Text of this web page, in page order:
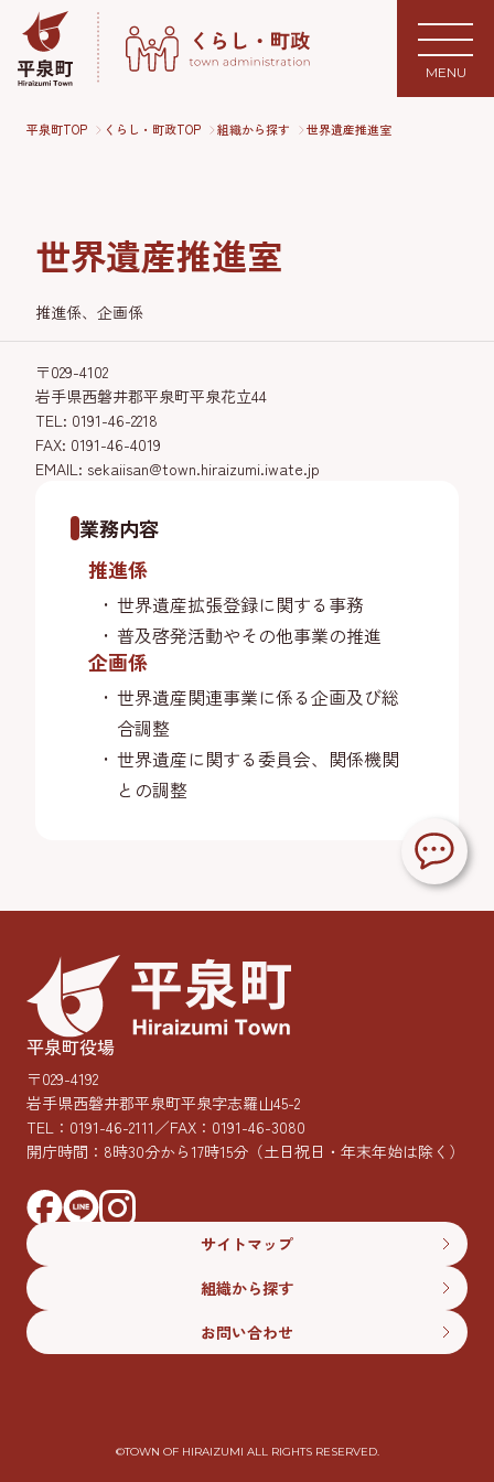
MENU
平泉町TOP くらし・町政TOP 組織から探す 世界遺産推進室
世界遺産推進室
推進係、企画係
〒029-4102
岩手県西磐井郡平泉町平泉花立44
TEL: 0191-46-2218
FAX: 0191-46-4019
EMAIL: sekaiisan@town.hiraizumi.iwate.jp
業務内容
推進係
世界遺産拡張登録に関する事務
普及啓発活動やその他事業の推進
企画係
世界遺産関連事業に係る企画及び総
合調整
世界遺産に関する委員会、関係機関
との調整
©︎TOWN OF HIRAIZUMI ALL RIGHTS RESERVED.
平泉町役場
〒029-4192
岩手県西磐井郡平泉町平泉字志羅山45-2
TEL： 0191-46-2111／FAX：0191-46-3080
開庁時間：8時30分から17時15分 （土日祝日・年末年始は除く）
サイトマップ
組織から探す
お問い合わせ